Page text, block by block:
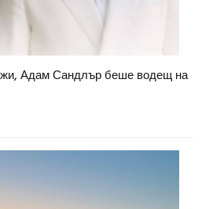
Адам Сандлър беше водещ на